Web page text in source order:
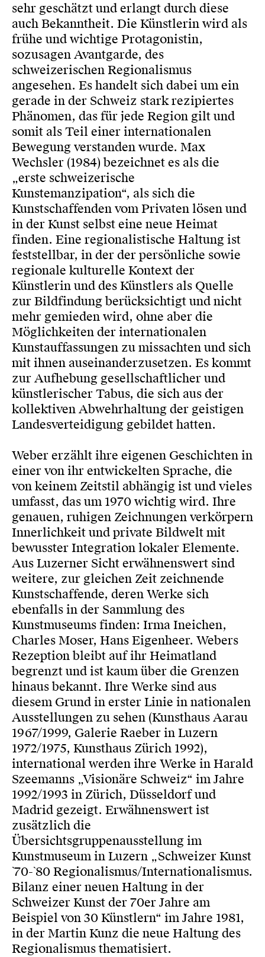
sehr geschätzt und erlangt durch diese
auch Bekanntheit. Die Künstlerin wird als
frühe und wichtige Protagonistin,
sozusagen Avantgarde, des
schweizerischen Regionalismus
angesehen. Es handelt sich dabei um ein
gerade in der Schweiz stark rezipiertes
Phänomen, das für jede Region gilt und
somit als Teil einer internationalen
Bewegung verstanden wurde. Max
Wechsler (1984) bezeichnet es als die
„erste schweizerische
Kunstemanzipation“, als sich die
Kunstschaffenden vom Privaten lösen und
in der Kunst selbst eine neue Heimat
finden. Eine regionalistische Haltung ist
feststellbar, in der der persönliche sowie
regionale kulturelle Kontext der
Künstlerin und des Künstlers als Quelle
zur Bildfindung berücksichtigt und nicht
mehr gemieden wird, ohne aber die
Möglichkeiten der internationalen
Kunstauffassungen zu missachten und sich
mit ihnen auseinanderzusetzen. Es kommt
zur Aufhebung gesellschaftlicher und
künstlerischer Tabus, die sich aus der
kollektiven Abwehrhaltung der geistigen
Landesverteidigung gebildet hatten.
Weber erzählt ihre eigenen Geschichten in
einer von ihr entwickelten Sprache, die
von keinem Zeitstil abhängig ist und vieles
umfasst, das um 1970 wichtig wird. Ihre
genauen, ruhigen Zeichnungen verkörpern
Innerlichkeit und private Bildwelt mit
bewusster Integration lokaler Elemente.
Aus Luzerner Sicht erwähnenswert sind
weitere, zur gleichen Zeit zeichnende
Kunstschaffende, deren Werke sich
ebenfalls in der Sammlung des
Kunstmuseums finden: Irma Ineichen,
Charles Moser, Hans Eigenheer. Webers
Rezeption bleibt auf ihr Heimatland
begrenzt und ist kaum über die Grenzen
hinaus bekannt. Ihre Werke sind aus
diesem Grund in erster Linie in nationalen
Ausstellungen zu sehen (Kunsthaus Aarau
1967/1999, Galerie Raeber in Luzern
1972/1975, Kunsthaus Zürich 1992),
international werden ihre Werke in Harald
Szeemanns „Visionäre Schweiz“ im Jahre
1992/1993 in Zürich, Düsseldorf und
Madrid gezeigt. Erwähnenswert ist
zusätzlich die
Übersichtsgruppenausstellung im
Kunstmuseum in Luzern „Schweizer Kunst
`70-`80 Regionalismus/Internationalismus.
Bilanz einer neuen Haltung in der
Schweizer Kunst der 70er Jahre am
Beispiel von 30 Künstlern“ im Jahre 1981,
in der Martin Kunz die neue Haltung des
Regionalismus thematisiert.